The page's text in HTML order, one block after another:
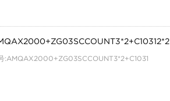
:AMQAX2000+ZG03SCCOUNT3*2+C1031